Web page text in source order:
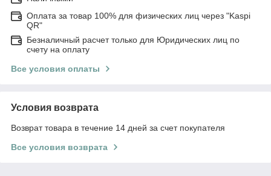
Оплата за товар 100% для физических лиц через "Kaspi
QR"
Безналичный расчет только для Юридических лиц по
счету на оплату
Все условия оплаты
Условия возврата
Возврат товара в течение 14 дней за счет покупателя
Все условия возврата